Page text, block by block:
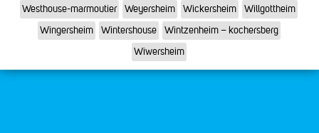
Westhouse-marmoutier
Weyersheim Wickersheim
Willgottheim
Wingersheim
Wintershouse
Wintzenheim – kochersberg
Wiwersheim